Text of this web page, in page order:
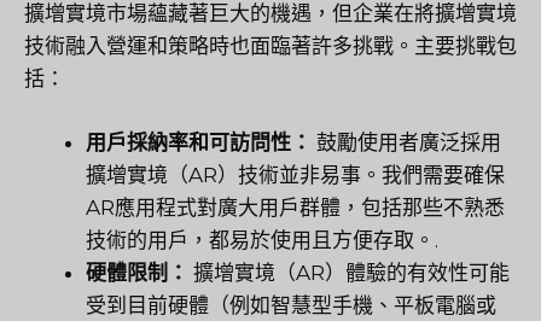
擴增實境市場蘊藏著巨大的機遇，但企業在將擴增實境
技術融入營運和策略時也面臨著許多挑戰。主要挑戰包
括：
用戶採納率和可訪問性： 鼓勵使用者廣泛採用
擴增實境（AR）技術並非易事。我們需要確保
AR應用程式對廣大用戶群體，包括那些不熟悉
技術的用戶，都易於使用且方便存取。.
硬體限制： 擴增實境（AR）體驗的有效性可能
受到目前硬體（例如智慧型手機、平板電腦或